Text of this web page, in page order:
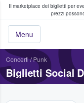
Il marketplace dei biglietti per
prezzi
Menu
fan comprano
Concerti/Punk
Biglietti Social